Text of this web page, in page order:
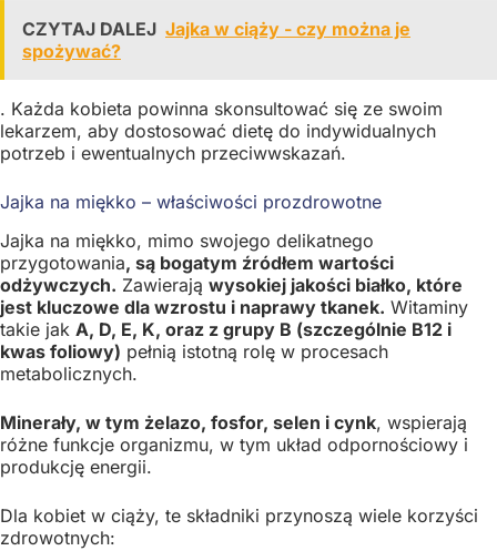
CZYTAJ DALEJ Jajka w ciąży - czy można je
spożywać?
. Każda kobieta powinna skonsultować się ze swoim
lekarzem, aby dostosować dietę do indywidualnych
potrzeb i ewentualnych przeciwwskazań.
Jajka na miękko – właściwości prozdrowotne
Jajka na miękko, mimo swojego delikatnego
przygotowania, są bogatym źródłem wartości
odżywczych. Zawierają wysokiej jakości białko, które
jest kluczowe dla wzrostu i naprawy tkanek. Witaminy
takie jak A, D, E, K, oraz z grupy B (szczególnie B12 i
kwas foliowy) pełnią istotną rolę w procesach
metabolicznych.
Minerały, w tym żelazo, fosfor, selen i cynk, wspierają
różne funkcje organizmu, w tym układ odpornościowy i
produkcję energii.
Dla kobiet w ciąży, te składniki przynoszą wiele korzyści
zdrowotnych: